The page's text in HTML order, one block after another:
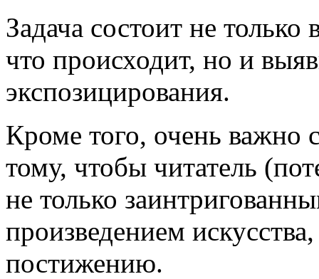
Задача состоит не
что происходит, но и
экспозицирования.
Кроме того, очень важно
тому, чтобы читатель
не только
произведением
постижению.